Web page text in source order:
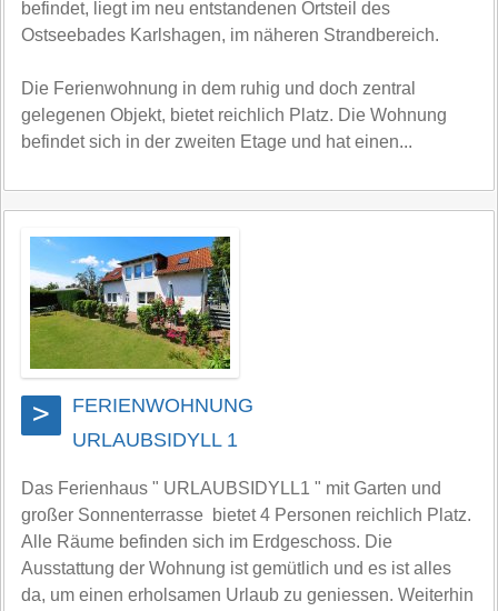
befindet, liegt im neu entstandenen Ortsteil des
Ostseebades Karlshagen, im näheren Strandbereich.
Die Ferienwohnung in dem ruhig und doch zentral
gelegenen Objekt, bietet reichlich Platz. Die Wohnung
befindet sich in der zweiten Etage und hat einen...
>
FERIENWOHNUNG
URLAUBSIDYLL 1
Das Ferienhaus " URLAUBSIDYLL1 " mit Garten und
großer Sonnenterrasse bietet 4 Personen reichlich Platz.
Alle Räume befinden sich im Erdgeschoss. Die
Ausstattung der Wohnung ist gemütlich und es ist alles
da, um einen erholsamen Urlaub zu geniessen. Weiterhin